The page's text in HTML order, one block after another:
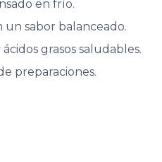
en frío.
un sabor balanceado.
grasos saludables.
preparaciones.